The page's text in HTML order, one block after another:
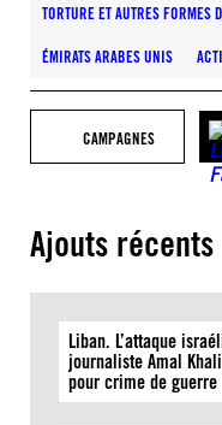
TORTURE ET AUTRES FORMES
ÉMIRATS ARABES UNIS
CAMPAGNES
Ajouts récents
Liban. L’attaque
journaliste Amal
pour crime de guerre